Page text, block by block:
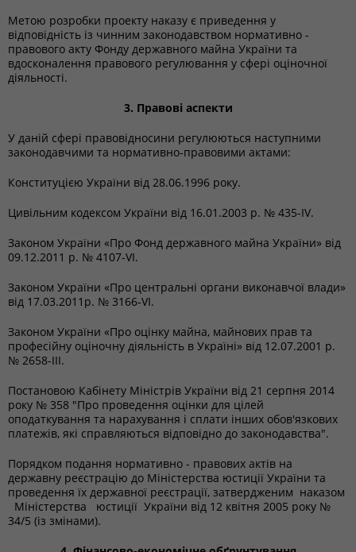
Метою розробки проекту наказу є приведення у
відповідність із чинним законодавством нормативно -
правового акту Фонду державного майна України та
вдосконалення правового регулювання у сфері оціночної
діяльності.
3. Правові аспекти
У даній сфері правовідносини регулюються наступними
законодавчими та нормативно-правовими актами:
Конституцією України від 28.06.1996 року.
Цивільним кодексом України від 16.01.2003 р. № 435-IV.
Законом України «Про Фонд державного майна України» від
09.12.2011 р. № 4107-VI.
Законом України «Про центральні органи виконавчої влади»
від 17.03.2011р. № 3166-VI.
Законом України «Про оцінку майна, майнових прав та
професійну оціночну діяльність в Україні» від 12.07.2001 р.
№ 2658-III.
Постановою Кабінету Міністрів України від 21 серпня 2014
року № 358 "Про проведення оцінки для цілей
оподаткування та нарахування і сплати інших обов'язкових
платежів, які справляються відповідно до законодавства".
Порядком подання нормативно - правових актів на
державну реєстрацію до Міністерства юстиції України та
проведення їх державної реєстрації, затвердженим наказом
Міністерства юстиції України від 12 квітня 2005 року №
34/5 (із змінами).